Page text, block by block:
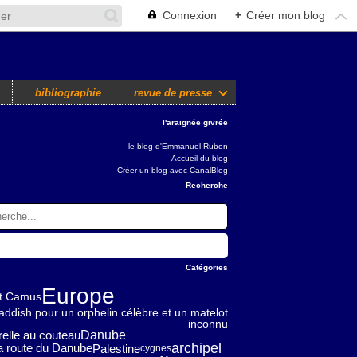
Connexion + Créer mon blog
bibliographie revue de presse
l'araignée givrée
le blog d'Emmanuel Ruben
Accueil du blog
Créer un blog avec CanalBlog
Recherche
Catégories
CamusEurope
pour un orphelin célèbre et un matelot
inconnu
au couteauDanube
route du DanubePalestinecygnesarchipel